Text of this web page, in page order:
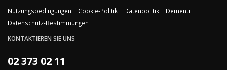
Nutzungsbedingungen
Cookie-Politik Datenpolitik
Dementi
Datenschutz-Bestimmungen
KONTAKTIEREN SIE UNS
02 373 02 11